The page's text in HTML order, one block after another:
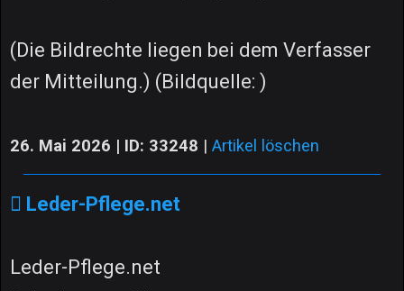
(Die Bildrechte liegen bei dem Verfasser
der Mitteilung.) (Bildquelle: )
26. Mai 2026 | ID: 33248 | Artikel löschen
Leder-Pflege.net
Leder-Pflege.net